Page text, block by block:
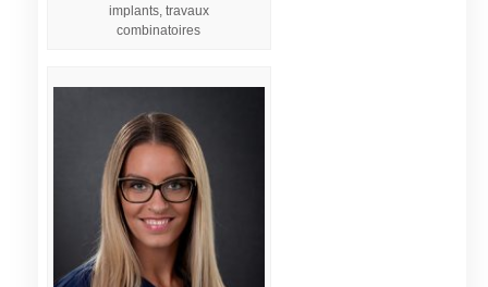
implants, travaux
combinatoires